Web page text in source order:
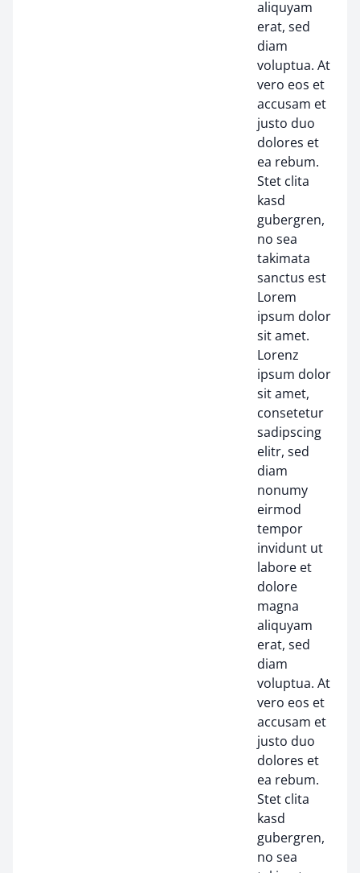
aliquyam
erat, sed
diam
voluptua. At
vero eos et
accusam et
justo duo
dolores et
ea rebum.
Stet clita
kasd
gubergren,
no sea
takimata
sanctus est
Lorem
ipsum dolor
sit amet.
Lorenz
ipsum dolor
sit amet,
consetetur
sadipscing
elitr, sed
diam
nonumy
eirmod
tempor
invidunt ut
labore et
dolore
magna
aliquyam
erat, sed
diam
voluptua. At
vero eos et
accusam et
justo duo
dolores et
ea rebum.
Stet clita
kasd
gubergren,
no sea